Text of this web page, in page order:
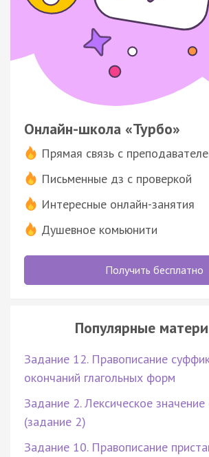
Онлайн-школа «Турбо»
Прямая связь с
Письменные дз с проверкой
Интересные онлайн-занятия
Душевное комьюнити
Получить бесплатно
Популярные
Задание 12. Правописание
окончаний глагольных форм
Задание 2. Лексическое значение
(задание 2)
Задание 10. Правописание